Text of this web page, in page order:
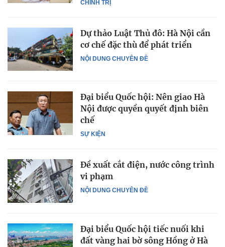
CHÍNH TRỊ
NỘI DUNG CHUYÊN ĐỀ
Dự thảo Luật Thủ đô: Hà Nội cần
cơ chế đặc thù để phát triển
SỰ KIỆN
Đại biểu Quốc hội: Nên giao Hà
Nội được quyền quyết định biên
chế
NỘI DUNG CHUYÊN ĐỀ
Đề xuất cắt điện, nước công trình
vi phạm
Đại biểu Quốc hội tiếc nuối khi
đất vàng hai bờ sông Hồng ở Hà